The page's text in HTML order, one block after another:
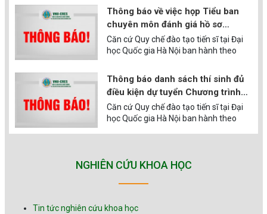
với sứ mệnh thúc đẩy bảo tồn thiên
nhiên tại các nước đang phát triển. Từ
năm 1995, Quỹ NEF đã chọn Viện Tài
nguyên và Môi trường, Đại học Quốc
gia Hà Nội làm cơ quan đại diện duy
chính cho các học viên cao học (HVCH)
của các cơ sở giáo dục đại học trên cả
…
Thông báo về việc họp Tiểu ban
chuyên môn đánh giá hồ sơ
chuyên môn cho các thí sinh dự
tuyển nghiên cứu sinh đợt 1 năm
Căn cứ Quy chế đào tạo tiến sĩ tại Đại
học Quốc gia Hà Nội ban hành theo
theo Quyết định số 2458/QĐ-ĐHQGHN
ngày 05/6/2025 của Giám đốc Đại học
Quốc gia Hà Nội; Căn cứ Quyết định số
1959/QĐ-ĐHQGHN ngày 13/6/2018
trường và …
Thông báo danh sách thí sinh đủ
điều kiện dự tuyển Chương trình
đào tạo tiến sĩ chuyên ngành Môi
trường và phát triển bền vững đợt
1 năm 2026
Căn cứ Quy chế đào tạo tiến sĩ tại Đại
học Quốc gia Hà Nội ban hành theo
ngày 05/6/2025 của Giám đốc Đại học
1959/QĐ-ĐHQGHN ngày 13/6/2018
về việc ban hành chương trình đào tạo
NGHIÊN CỨU KHOA HỌC
Tin tức nghiên cứu khoa học